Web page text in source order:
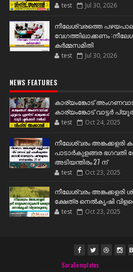
test Jul 30, 2026
നീലേശ്വരത്തെ
വേഗത്തിലാക്കണം
കർമ്മസമിതി
test Jul 30, 2026
NEWS FEATURES
കാര്യംങ്കോട്
കാര്യംങ്കോട് വാട്ടർ
test Oct 24, 2025
നീലേശ്വരം അങ്കക്കളരി
പാടാർകുളങ്ങര ഭഗവതി
അടിയന്തിരം 27 ന്
test Oct 23, 2025
നീലേശ്വരം അങ്കക്കളരി
ക്ഷേത്ര നെൽകൃഷി
test Oct 23, 2025
SoraTemplates